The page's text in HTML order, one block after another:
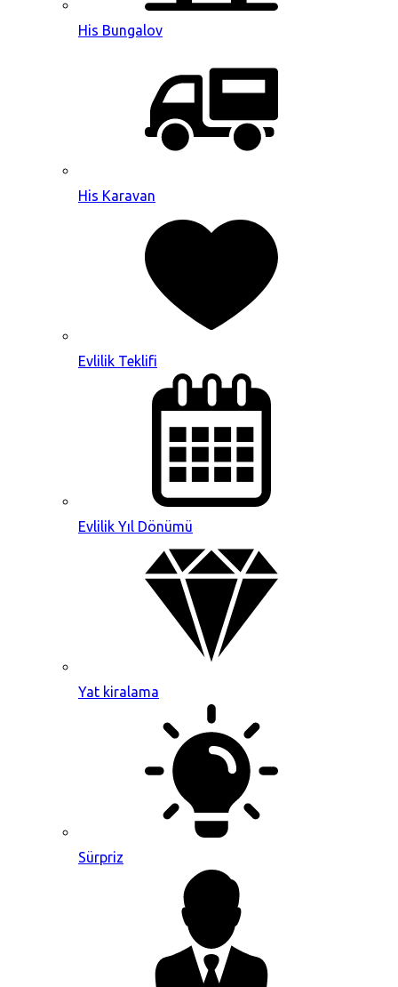
His Bungalov
His Karavan
Evlilik Teklifi
Evlilik Yıl Dönümü
Yat kiralama
Sürpriz